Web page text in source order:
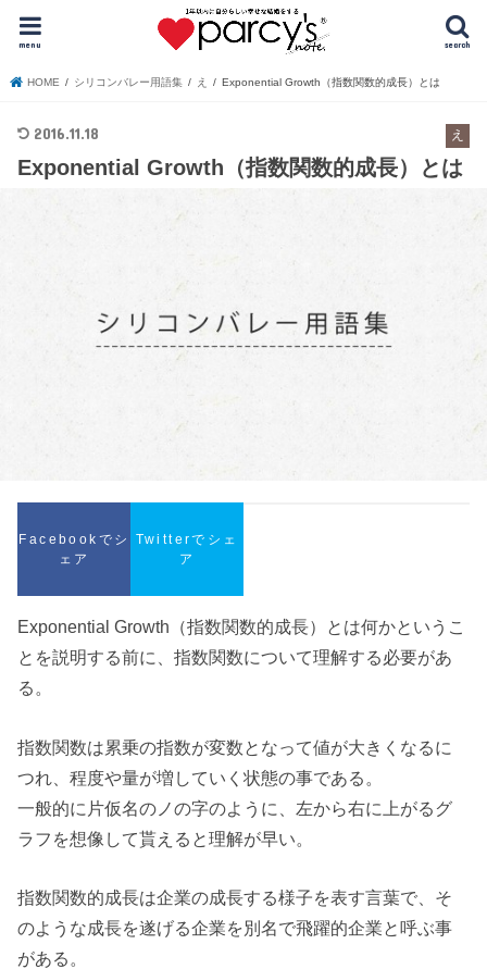
search
menu
HOME シリコンバレー用語集 え Exponential Growth（指数関数的成長）とは
え
2016.11.18
Exponential Growth（指数関数的成長）とは
Facebookでシ
ェア
Twitterでシェ
ア
Exponential Growth（指数関数的成長）とは何かというこ
とを説明する前に、指数関数について理解する必要があ
る。
指数関数は累乗の指数が変数となって値が大きくなるに
つれ、程度や量が増していく状態の事である。
一般的に片仮名のノの字のように、左から右に上がるグ
ラフを想像して貰えると理解が早い。
指数関数的成長は企業の成長する様子を表す言葉で、そ
のような成長を遂げる企業を別名で飛躍的企業と呼ぶ事
がある。